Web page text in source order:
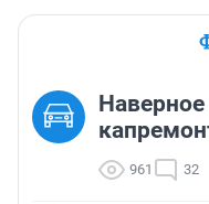
961 32